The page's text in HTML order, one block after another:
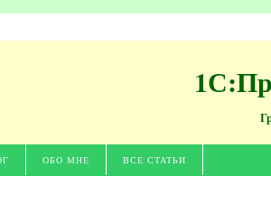
ОБО МНЕ ВСЕ СТАТЬИ